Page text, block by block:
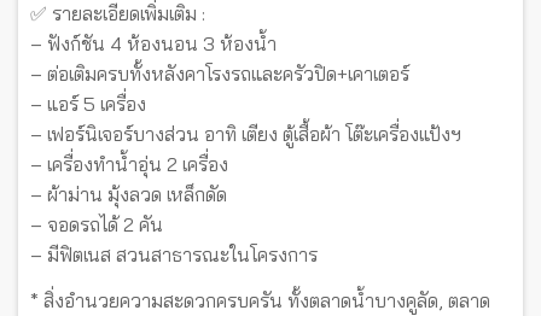
✅ รายละเอียดเพิ่มเติม :
– ฟังก์ชัน 4 ห้องนอน 3 ห้องน้ำ
– ต่อเติมครบทั้งหลังคาโรงรถและครัวปิด+เคาเตอร์
– แอร์ 5 เครื่อง
– เฟอร์นิเจอร์บางส่วน อาทิ เตียง ตู้เสื้อผ้า โต๊ะเครื่องแป้งฯ
– เครื่องทำน้ำอุ่น 2 เครื่อง
– ผ้าม่าน มุ้งลวด เหล็กดัด
– จอดรถได้ 2 คัน
– มีฟิตเนส สวนสาธารณะในโครงการ
* สิ่งอำนวยความสะดวกครบครัน ทั้งตลาดน้ำบางคูลัด, ตลาด